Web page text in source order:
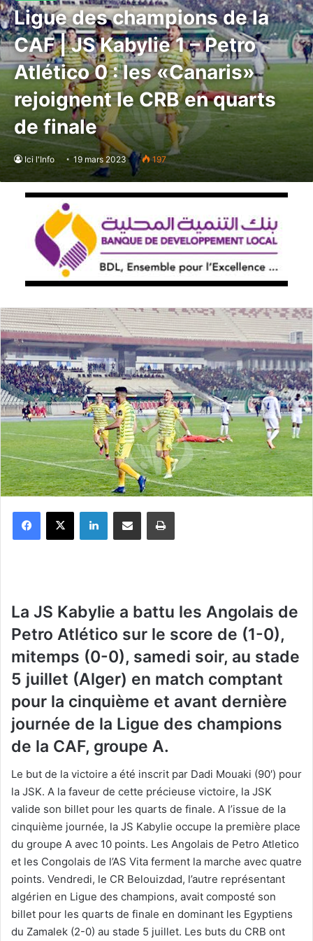
Ligue des champions de la
CAF | JS Kabylie 1 – Petro
Atlético 0 : les «Canaris»
rejoignent le CRB en quarts
de finale
Ici l'Info 19 mars 2023 197
La JS Kabylie a battu les Angolais de
Petro Atlético sur le score de (1-0),
mitemps (0-0), samedi soir, au stade
5 juillet (Alger) en match comptant
pour la cinquième et avant dernière
journée de la Ligue des champions
de la CAF, groupe A.
Le but de la victoire a été inscrit par Dadi Mouaki (90′) pour
la JSK. A la faveur de cette précieuse victoire, la JSK
valide son billet pour les quarts de finale. A l’issue de la
cinquième journée, la JS Kabylie occupe la première place
du groupe A avec 10 points. Les Angolais de Petro Atletico
et les Congolais de l’AS Vita ferment la marche avec quatre
points. Vendredi, le CR Belouizdad, l’autre représentant
algérien en Ligue des champions, avait composté son
billet pour les quarts de finale en dominant les Egyptiens
du Zamalek (2-0) au stade 5 juillet. Les buts du CRB ont